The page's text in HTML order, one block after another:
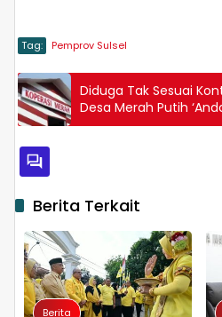
Tag: Pemprov Sulsel
Diduga Tak Sesuai
Desa Merah Putih
Wajo Bersoal
Berita Terkait
Berita